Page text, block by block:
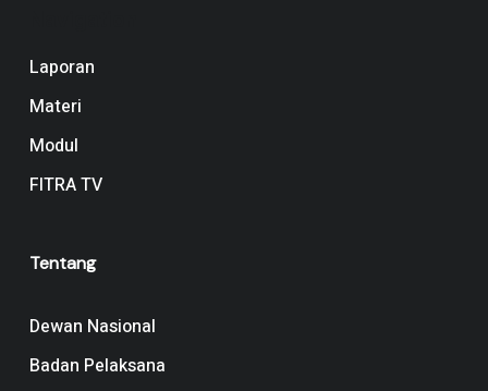
Laporan
Materi
Modul
FITRA TV
Tentang
Dewan Nasional
Badan Pelaksana